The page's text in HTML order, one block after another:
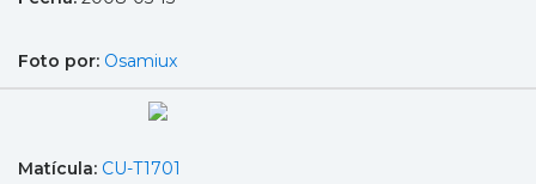
Foto por: Osamiux
Matícula: CU-T1701